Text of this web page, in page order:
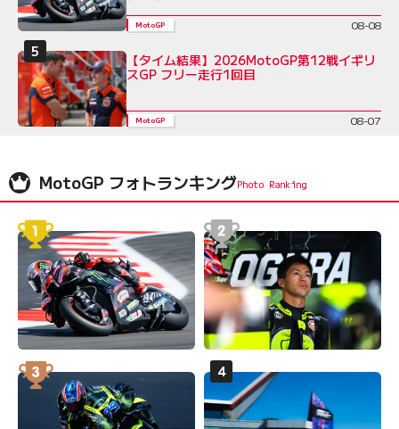
MotoGP 08-08
【タイム結果】2026MotoGP第12戦イギリ
スGP フリー走行1回目
MotoGP 08-07
MotoGP フォトランキング